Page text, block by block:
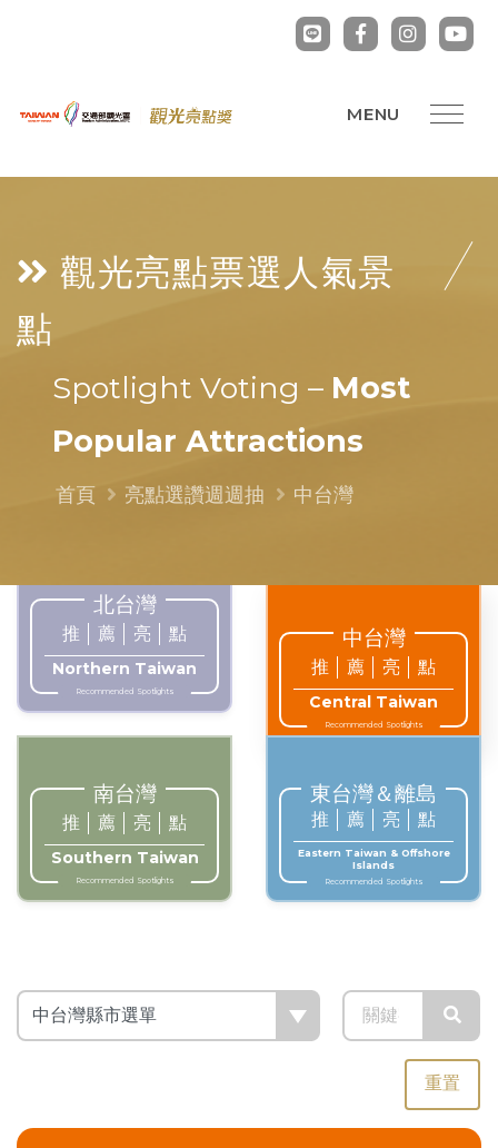
觀光亮點票選 人氣景
點
Spotlight Voting – Most
Popular Attractions
首頁 亮點選讚週週抽 中台灣
北台灣
推 薦 亮 點
Northern Taiwan
Recommended Spotlights
中台灣
推 薦 亮 點
Central Taiwan
Recommended Spotlights
南台灣
推 薦 亮 點
Southern Taiwan
Recommended Spotlights
東台灣＆離島
推 薦 亮 點
Eastern Taiwan & Offshore
Islands
Recommended Spotlights
重置